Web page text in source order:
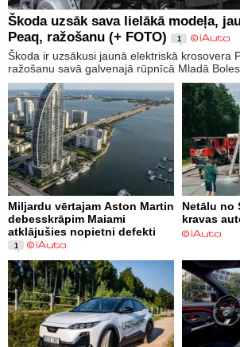
Škoda uzsāk sava lielākā modeļa,
Peaq, ražošanu (+ FOTO)
1
Škoda ir uzsākusi jaunā elektriskā krosovera
ražošanu savā galvenajā rūpnīcā Mladā
Miljardu vērtajam Aston Martin
debesskrāpim Maiami
atklājušies nopietni defekti
1
Netālu no
kravas